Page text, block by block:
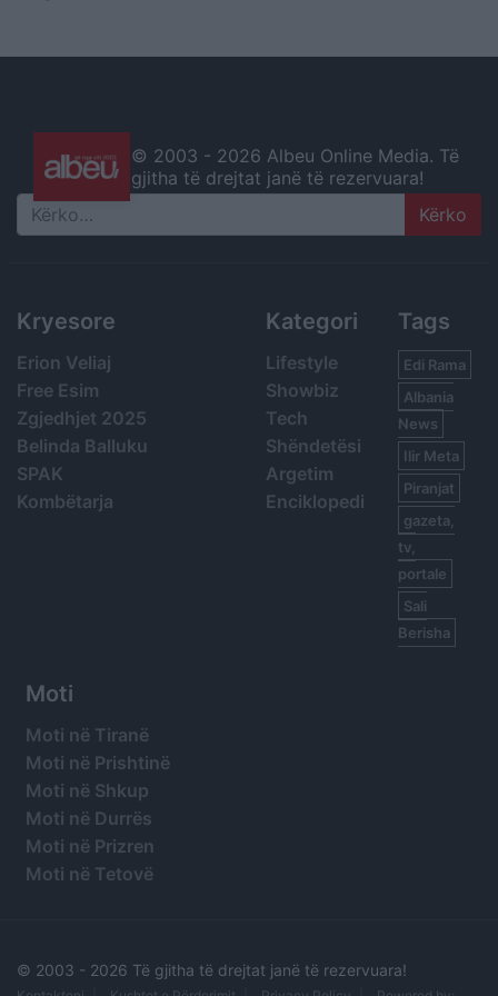
© 2003 - 2026 Albeu Online Media. Të
gjitha të drejtat janë të rezervuara!
Search
Kryesore
Erion Veliaj
Free Esim
Zgjedhjet 2025
Belinda Balluku
SPAK
Kombëtarja
Kategori
Lifestyle
Showbiz
Tech
Shëndetësi
Argetim
Enciklopedi
Tags
Edi Rama
Albania
News
Ilir Meta
Piranjat
gazeta,
tv,
portale
Sali
Berisha
Moti
Moti në Tiranë
Moti në Prishtinë
Moti në Shkup
Moti në Durrës
Moti në Prizren
Moti në Tetovë
© 2003 - 2026 Të gjitha të drejtat janë të rezervuara!